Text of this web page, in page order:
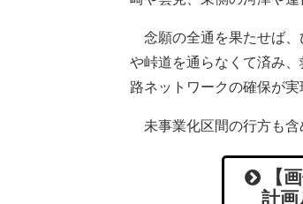
念願の全通を果たせば、
や峠道を通らなくて済み
路ネットワークの確保が実
未事業化区間の行方も含
【画
計